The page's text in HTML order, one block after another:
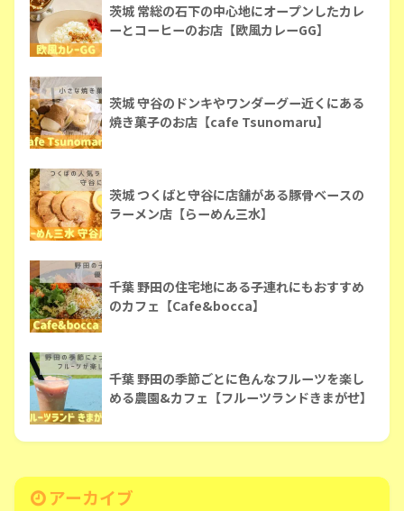
茨城 常総の石下の中心地にオープンしたカレ
ーとコーヒーのお店【欧風カレーGG】
茨城 守谷のドンキやワンダーグー近くにある
焼き菓子のお店【cafe Tsunomaru】
茨城 つくばと守谷に店舗がある豚骨ベースの
ラーメン店【らーめん三水】
千葉 野田の住宅地にある子連れにもおすすめ
のカフェ【Cafe&bocca】
千葉 野田の季節ごとに色んなフルーツを楽し
める農園&カフェ【フルーツランドきまがせ】
アーカイブ